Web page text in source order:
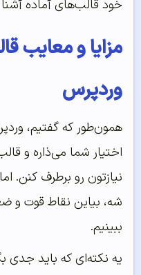
خود قالب‌های آماده
مزایا و معایب
وردپرس
همون‌طور که گفتیم،
اختیار شما می‌ذاره و
نیازتون رو برطرف کنن.
شه، بیاین نقاط قوت و
ببینیم.
یه نکته‌ای که باید جدی